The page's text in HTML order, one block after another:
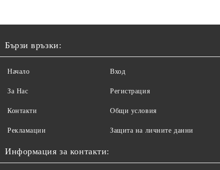
Бързи връзки:
Начало
За Нас
Контакти
Рекламации
Вход
Регистрация
Общи условия
Защита на личните данни
Информация за контакти: